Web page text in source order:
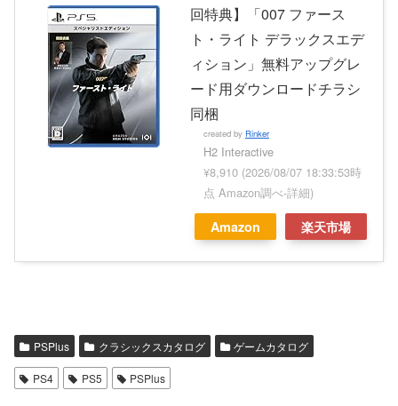
回特典】「007 ファース
ト・ライト デラックスエデ
ィション」無料アップグレ
ード用ダウンロードチラシ
同梱
created by Rinker
H2 Interactive
¥8,910 (2026/08/07 18:33:53時
点 Amazon調べ-詳細)
Amazon 楽天市場
PSPlus クラシックスカタログ ゲームカタログ
PS4 PS5 PSPlus